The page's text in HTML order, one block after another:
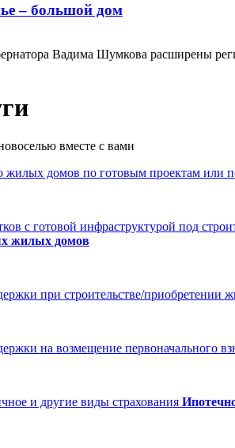
– большой дом
Вадима Шумкова расширены
вместе с вами
жилых домов